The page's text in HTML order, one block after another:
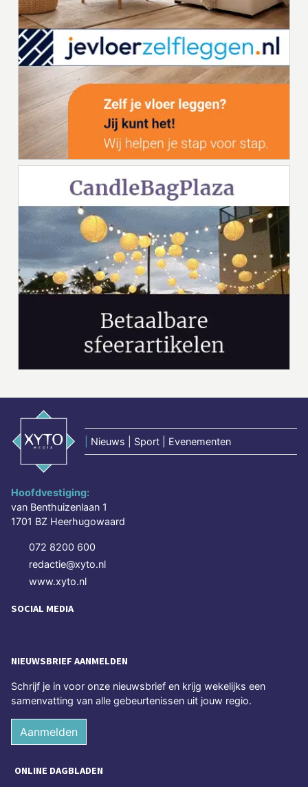
Nieuws | Sport | Evenementen
Hoofdvestiging:
van Benthuizenlaan 1
1701 BZ Heerhugowaard
072 8200 600
redactie@xyto.nl
www.xyto.nl
SOCIAL MEDIA
NIEUWSBRIEF AANMELDEN
Schrijf je in voor onze nieuwsbrief en krijg wekelijks een
samenvatting van alle gebeurtenissen uit jouw regio.
Aanmelden
ONLINE DAGBLADEN